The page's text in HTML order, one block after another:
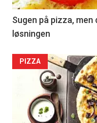
Sugen på pizza,
løsningen
PIZZA